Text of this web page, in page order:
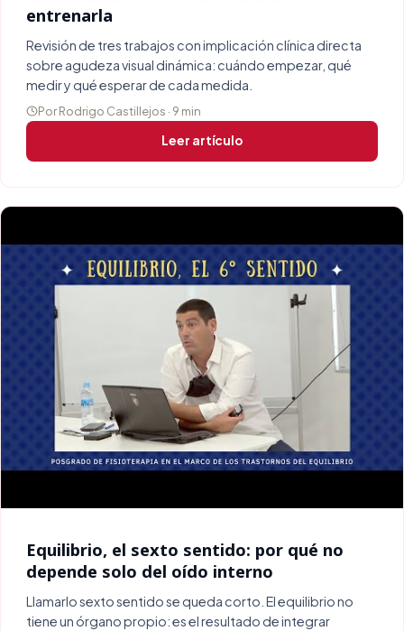
entrenarla
Revisión de tres trabajos con implicación clínica directa
sobre agudeza visual dinámica: cuándo empezar, qué
medir y qué esperar de cada medida.
Por Rodrigo Castillejos · 9 min
Leer artículo
Equilibrio, el sexto sentido: por qué no
depende solo del oído interno
Llamarlo sexto sentido se queda corto. El equilibrio no
tiene un órgano propio: es el resultado de integrar